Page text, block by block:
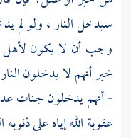
سيدخل النار ، ولو لم
وجب أن لا يكون لأهل
خبر أنهم لا يدخلون
- أنهم يدخلون جنات
عقوبة الله إياه على